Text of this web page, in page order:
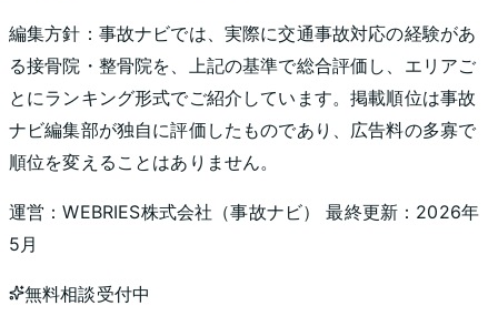
編集方針： 事故ナビでは、実際に交通事故対応の経験があ
る接骨院・整骨院を、上記の基準で総合評価し、エリアご
とにランキング形式でご紹介しています。掲載順位は事故
ナビ編集部が独自に評価したものであり、広告料の多寡で
順位を変えることはありません。
運営：WEBRIES株式会社 （事故ナビ） 最終更新： 2026年
5月
無料相談受付中